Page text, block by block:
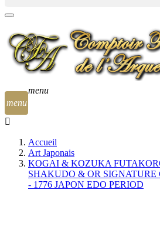
menu
menu
Accueil
Art Japonais
KOGAI & KOZUKA
SHAKUDO & OR SIGNATURE
- 1776 JAPON EDO PERIOD